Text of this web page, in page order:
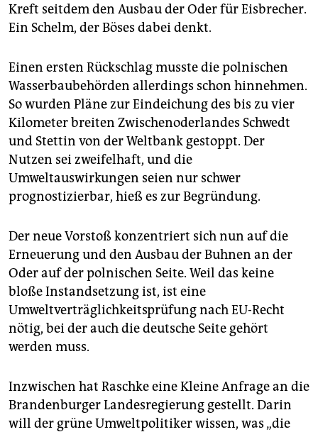
Kreft seitdem den Ausbau der Oder für Eisbrecher.
Ein Schelm, der Böses dabei denkt.
Einen ersten Rückschlag musste die polnischen
Wasserbaubehörden allerdings schon hinnehmen.
So wurden Pläne zur Eindeichung des bis zu vier
Kilometer breiten Zwischen­oderlandes Schwedt
und Stettin von der Weltbank gestoppt. Der
Nutzen sei zweifelhaft, und die
Umweltauswirkungen seien nur schwer
prognostizierbar, hieß es zur Begründung.
Der neue Vorstoß konzentriert sich nun auf die
Erneuerung und den Ausbau der Buhnen an der
Oder auf der polnischen Seite. Weil das keine
bloße Instandsetzung ist, ist eine
Umweltverträglichkeitsprüfung nach EU-Recht
nötig, bei der auch die deutsche Seite gehört
werden muss.
Inzwischen hat Raschke eine Kleine Anfrage an die
Brandenburger Landesregierung gestellt. Darin
will der grüne Umweltpolitiker wissen, was „die